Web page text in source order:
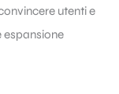
utenti e
espansione